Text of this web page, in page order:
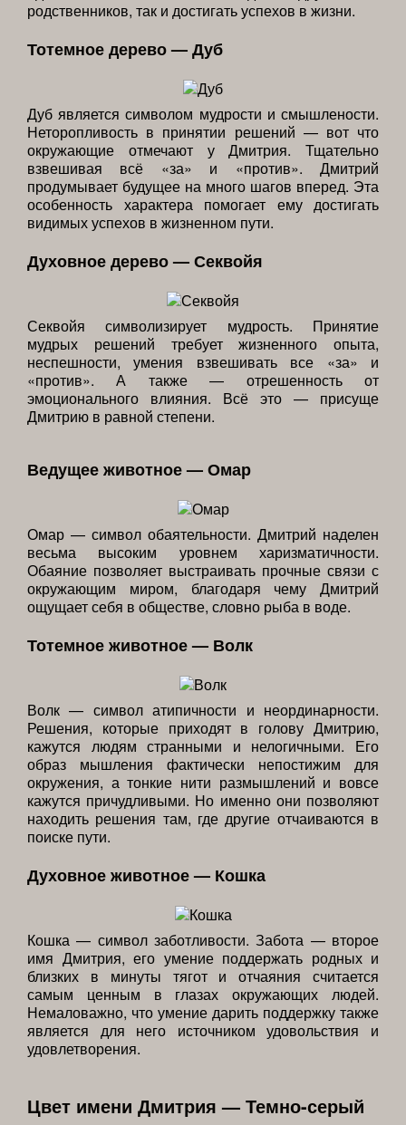
родственников, так и достигать успехов в жизни.
Тотемное дерево — Дуб
Дуб является символом мудрости и смышлености.
Неторопливость в принятии решений — вот что
окружающие отмечают у Дмитрия. Тщательно
взвешивая всё «за» и «против». Дмитрий
продумывает будущее на много шагов вперед. Эта
особенность характера помогает ему достигать
видимых успехов в жизненном пути.
Духовное дерево — Секвойя
Секвойя символизирует мудрость. Принятие
мудрых решений требует жизненного опыта,
неспешности, умения взвешивать все «за» и
«против». А также — отрешенность от
эмоционального влияния. Всё это — присуще
Дмитрию в равной степени.
Ведущее животное — Омар
Омар — символ обаятельности. Дмитрий наделен
весьма высоким уровнем харизматичности.
Обаяние позволяет выстраивать прочные связи с
окружающим миром, благодаря чему Дмитрий
ощущает себя в обществе, словно рыба в воде.
Тотемное животное — Волк
Волк — символ атипичности и неординарности.
Решения, которые приходят в голову Дмитрию,
кажутся людям странными и нелогичными. Его
образ мышления фактически непостижим для
окружения, а тонкие нити размышлений и вовсе
кажутся причудливыми. Но именно они позволяют
находить решения там, где другие отчаиваются в
поиске пути.
Духовное животное — Кошка
Кошка — символ заботливости. Забота — второе
имя Дмитрия, его умение поддержать родных и
близких в минуты тягот и отчаяния считается
самым ценным в глазах окружающих людей.
Немаловажно, что умение дарить поддержку также
является для него источником удовольствия и
удовлетворения.
Цвет имени Дмитрия — Темно-серый